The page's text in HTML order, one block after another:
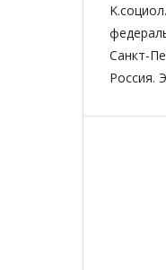
Санкт-­
Россия.